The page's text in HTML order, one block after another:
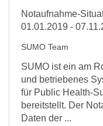
Notaufnahme-
01.01.2019 -
SUMO Team
SUMO ist ein am
und betriebenes
für Public Health-
bereitstellt. Der
Daten der ...